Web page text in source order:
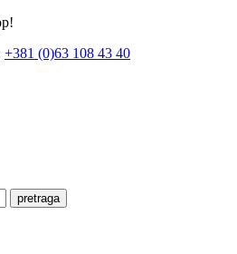
+381 (0)63 108 43 40
pretraga